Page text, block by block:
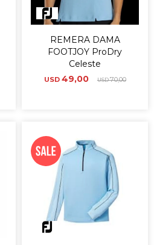
REMERA DAMA
FOOTJOY ProDry
Celeste
USD 49,00 USD70,00